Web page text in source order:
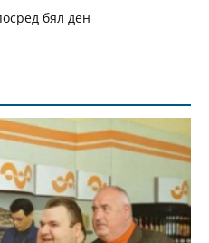
бял ден